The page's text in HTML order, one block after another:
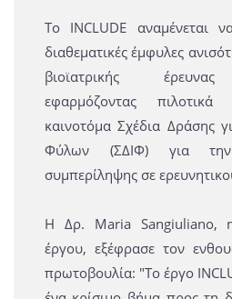
Το INCLUDE αναμένεται
διαθεματικές έμφυλες
βιοϊατρικής έρευνας
εφαρμόζοντας πιλοτικά
καινοτόμα Σχέδια Δράσης
Φύλων (ΣΔΙΦ) για
συμπερίληψης σε
Η Δρ. Maria Sangiuliano, η
έργου, εξέφρασε τον
πρωτοβουλία: "Το έργο